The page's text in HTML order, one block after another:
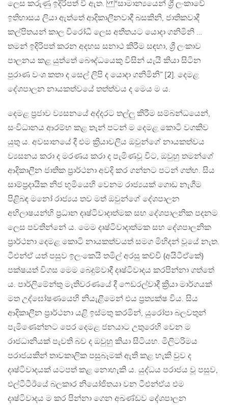
ලෙස කරුණු ඉදිරිපත් වී ඇත. “සාමාන්‍යයෙන් ශ්‍රී ලංකාවේ
ඉතිහාසය ලියා ඇත්තේ ආදිකාලීනවාදී බසකිනි, ජාතිකවාදී
කල්පිතයන් කාල විරෝධී ලෙස අතීතයට යොදා ගනිමිනි …
තමන් ඉදිරිපත් කරන අදහස සනාථ කිරීම සඳහා, ශ්‍රී ලංකාව
පාලනය කළ යුත්තේ බෞද්ධයෙකු විසින් යැයි කියා සිටින
පුරාණ වංශ කතා ද සෙල් ලිපි ද යොදා ගනිමිනි” [2]. දෙමළ
දේශපාලන නායකත්වයේ තත්ත්වය ද මෙය ම ය.
දෙමළ ප්‍රජාව ව්‍යසනයේ අද්දරට තල්ලු කිරීම සම්බන්ධයෙන්,
සංවිධානය ආරම්භ කළ තැන් පටන් ම දෙමළ කොටි වගකිව
යුතු ය. අවසානයේ දී එම ක්‍රියාවලිය ඔවුන්ගේ නායකත්වය
ව්‍යසනය කරා ද මරණය කරා ද පැමිණවූ විට, ඔවුහු තමන්ගේ
ආදිකාලීන ජාතික ප්‍රාර්ථනා අවදි කර ගන්නට පටන් ගත්හ. සිය
සාම්ප්‍රදායික නිජ භූමියෙහි වෙනම රාජ්‍යයක් ගොඩ නැගීම
පිළිබඳ මනෝ රාජ්‍යය තව මත් ඔවුන්ගේ දේශපාලන
අභිලාෂයන්හි ප්‍රධාන දෘෂ්ටිවාදාත්මක සහ දේශපාලනික පදනම
ලෙස පවතින්නේ ය. මෙම දෘෂ්ටිවාදාත්මක සහ දේශපාලනික
ප්‍රාර්ථනා දෙමළ කොටි නායකත්වයත් සමග මිහිදන් වූයේ නැත.
ටීඑන්ඒ යත් පසුව ඉලංකෙයි තමිල් අරසු කච්චි (අයිටීඒකේ)
පක්ෂයත් විගස මෙම බෙදුම්වාදී දෘෂ්ටිවාදය කරපින්නා ගත්තේ
ය. පාර්ලිමේන්තු මැතිවරණයේ දී ෆෙඩරල්වාදී ක්‍රියා මාර්ගයක්
මත උද්ඝෝෂණයෙහි නියැළීමෙන් එය ප්‍රත්‍යක්ෂ විය. සිය
ආදිකාලීන ප්‍රාර්ථනා යළි ඉස්මතු කරමින්, යුරෝපා බලවතුන්
පැමිණෙන්නට පෙර දෙමළ ජනයාට උතුරෙහි වෙන ම
රාජධානියක් පැවති බව ද ඔවුහු කියා සිටියහ. මිලිටරිමය
පරාජයකින් තාවකාලික පසුබෑමක් ඇති කළ හැකි වුව ද
දෘෂ්ටිවාදයක් යටපත් කළ නොහැකි ය. යුද්ධය පරාජය වූ පසුව,
එල්ටීටීඊයේ බලකාර නියෝජිතයා වන ටීඑන්ඒය එම
දෘෂ්ටිවාදය ම කර පින්නා ගෙන අඛණ්ඩව දේශපාලන